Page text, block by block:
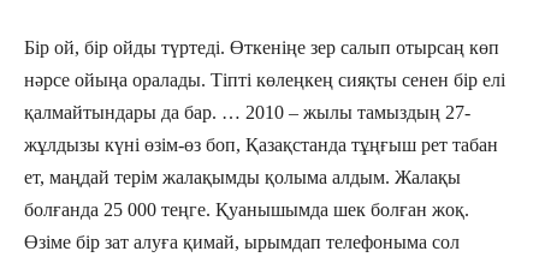
Бір ой, бір ойды түртеді. Өткеніңе зер салып отырсаң көп
нəрсе ойыңа оралады. Тіпті көлеңкең сияқты сенен бір елі
қалмайтындары да бар. … 2010 – жылы тамыздың 27-
жұлдызы күні өзім-өз боп, Қазақстанда тұңғыш рет табан
ет, маңдай терім жалақымды қолыма алдым. Жалақы
болғанда 25 000 теңге. Қуанышымда шек болған жоқ.
Өзіме бір зат алуға қимай, ырымдап телефоныма сол